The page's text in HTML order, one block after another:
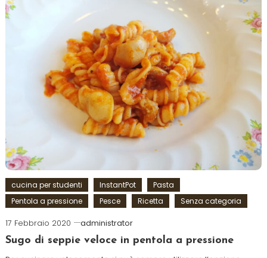
cucina per studenti InstantPot
Pasta
Pentola a pressione
Pesce Ricetta Senza categoria
17 Febbraio 2020
administrator
Sugo di seppie veloce in pentola a pressione